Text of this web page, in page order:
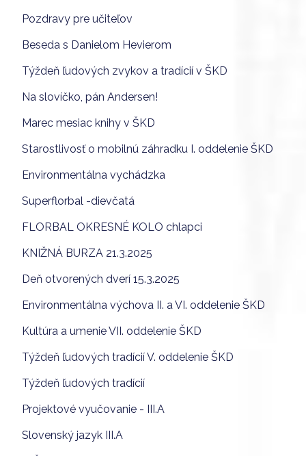
Pozdravy pre učiteľov
Beseda s Danielom Hevierom
Týždeň ľudových zvykov a tradícií v ŠKD
Na slovíčko, pán Andersen!
Marec mesiac knihy v ŠKD
Starostlivosť o mobilnú záhradku I. oddelenie ŠKD
Environmentálna vychádzka
Superflorbal -dievčatá
FLORBAL OKRESNÉ KOLO chlapci
KNIŽNÁ BURZA 21.3.2025
Deň otvorených dverí 15.3.2025
Environmentálna výchova II. a VI. oddelenie ŠKD
Kultúra a umenie VII. oddelenie ŠKD
Týždeň ľudových tradícií V. oddelenie ŠKD
Týždeň ľudových tradícií
Projektové vyučovanie - III.A
Slovenský jazyk III.A